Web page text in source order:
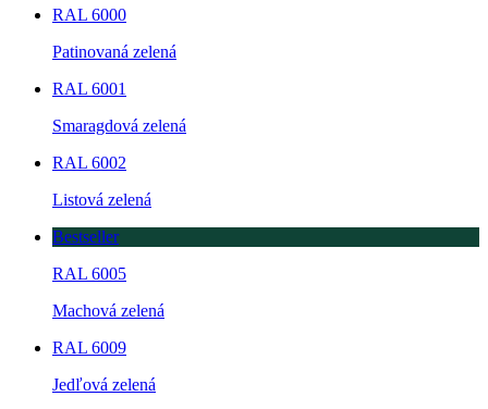
RAL 6000
Patinovaná zelená
RAL 6001
Smaragdová zelená
RAL 6002
Listová zelená
Bestseller
RAL 6005
Machová zelená
RAL 6009
Jedľová zelená